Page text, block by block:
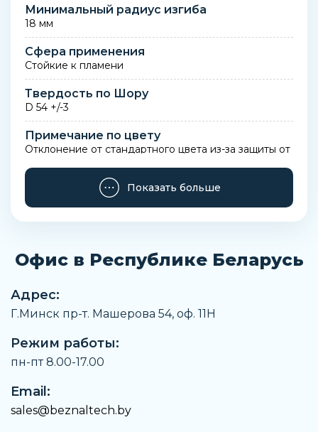
Минимальный радиус изгиба
18 мм
Сфера применения
Стойкие к пламени
Твердость по Шору
D 54 +/-3
Примечание по цвету
Отклонение от стандартного цвета из-за защиты от
31 г/м
Рабочая температура
Пригодность для работы с вакуумом
Стандарт огневого испытания материала
Артикул
525455
Показать больше
Офис в Республике Беларусь
Адрес:
Г.Минск пр-т. Машерова 54, оф. 11H
Режим работы:
пн-пт 8.00-17.00
Email:
sales@beznaltech.by